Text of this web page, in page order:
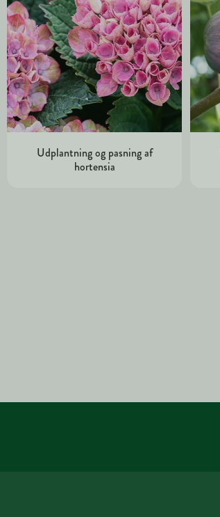
Udplantning og pasning af
hortensia